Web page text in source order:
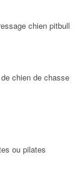
chien pitbull
chien de chasse
ou pilates